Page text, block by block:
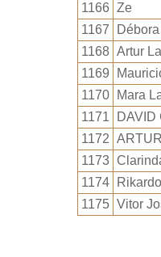
1166 Ze
1167
1168 Artur
1169
1170
Mara
1171
DAVID
1172
1173
1174
1175 Vitor